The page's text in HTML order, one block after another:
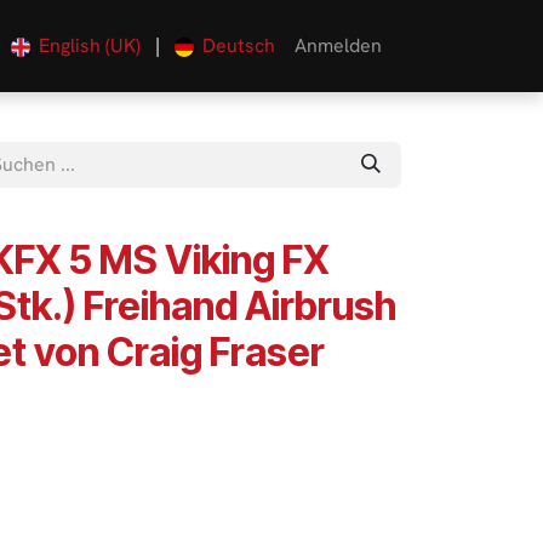
English (UK) | Deutsch Anmelden
5 MS Viking FX
Freihand Airbrush
von Craig Fraser